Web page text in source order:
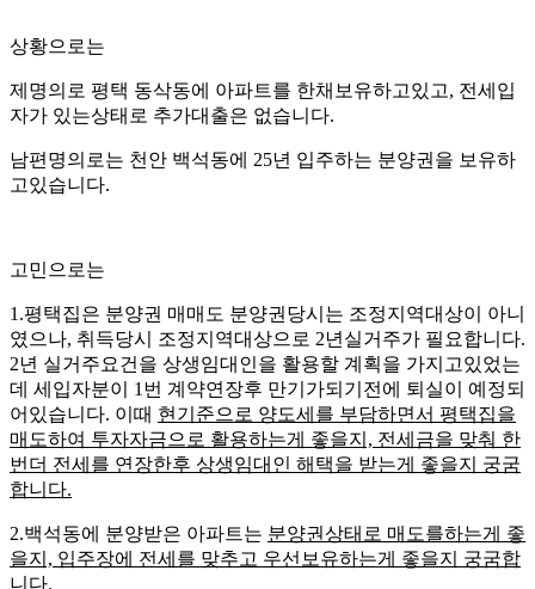
상황으로는
제명의로 평택 동삭동에 아파트를 한채보유하고있고, 전세입
자가 있는상태로 추가대출은 없습니다.
남편명의로는 천안 백석동에 25년 입주하는 분양권을 보유하
고있습니다.
고민으로는
1.평택집은 분양권 매매도 분양권당시는 조정지역대상이 아니
였으나, 취득당시 조정지역대상으로 2년실거주가 필요합니다.
2년 실거주요건을 상생임대인을 활용할 계획을 가지고있었는
데 세입자분이 1번 계약연장후 만기가되기전에 퇴실이 예정되
어있습니다. 이때 현기준으로 양도세를 부담하면서 평택집을
매도하여 투자자금으로 활용하는게 좋을지, 전세금을 맞춰 한
번더 전세를 연장한후 상생임대인 해택을 받는게 좋을지 궁굼
합니다.
2.백석동에 분양받은 아파트는 분양권상태로 매도를하는게 좋
을지, 입주장에 전세를 맞추고 우선보유하는게 좋을지 궁굼합
니다.